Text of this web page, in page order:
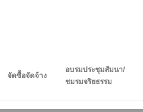
จัดซื้อจัดจ้าง
อบรมประชุมสัมนา/
ชมรมจริยธรรม